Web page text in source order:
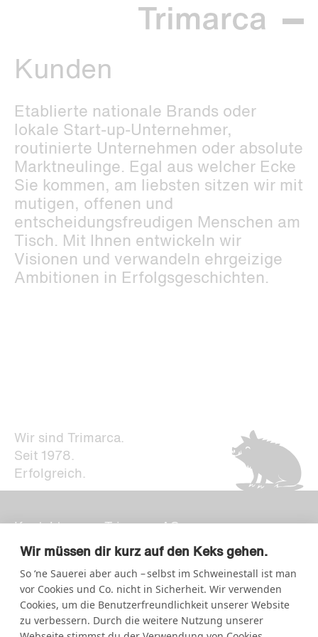
Kunden
Etablierte nationale Brands oder
lokale Start-up-Unternehmer,
routinierte Unternehmen oder absolute
Marktneulinge. Egal aus welcher Ecke
Sie kommen, am liebsten sitzen wir mit
mutigen, offenen und
entscheidungsfreudigen Menschen am
Tisch. Mit Ihnen entwickeln wir
Visionen und verwandeln ehrgeizige
Ambitionen in Erfolgsgeschichten.
Wir sind Trimarca.
Seit 1978.
Erfolgreich.
Kontakt
Newsletter
Datenschutz
Trimarca AG
Strategie + Design
Storchengasse 15
7000 Chur
Kornhausstrasse 5
Wir müssen dir kurz auf den Keks gehen.
So ‘ne Sauerei aber auch – selbst im Schweinestall ist man
vor Cookies und Co. nicht in Sicherheit. Wir verwenden
Cookies, um die Benutzerfreundlichkeit unserer Website
zu verbessern. Durch die weitere Nutzung unserer